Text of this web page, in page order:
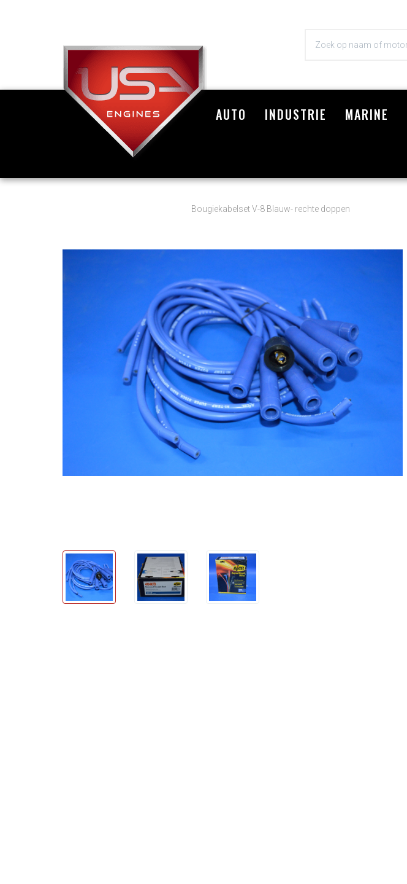
AUTO INDUSTRIE MARINE
Bougiekabelset V-8 Blauw- rechte doppen